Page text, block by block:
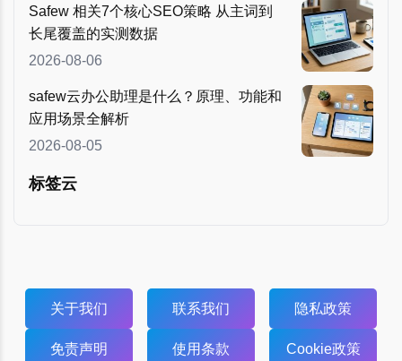
Safew 相关7个核心SEO策略 从主词到
长尾覆盖的实测数据
2026-08-06
safew云办公助理是什么？原理、功能和
应用场景全解析
2026-08-05
标签云
关于我们 联系我们 隐私政策
免责声明 使用条款 Cookie政策